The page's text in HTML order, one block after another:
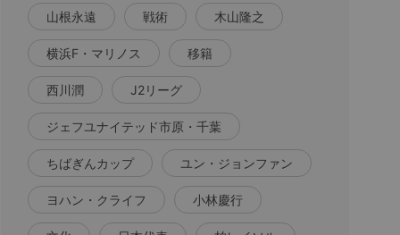
山根永遠 戦術 木山隆之
横浜F・マリノス 移籍
西川潤 J2リーグ
ジェフユナイテッド市原・千葉
ちばぎんカップ ユン・ジョンファン
ヨハン・クライフ 小林慶行